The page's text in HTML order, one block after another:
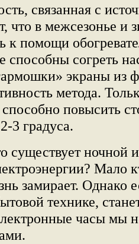
связанная с
что в межсезонье и
к помощи
способны согреть
экраны из
метода.
повысить
3 градуса.
существует ночной
Мало
замирает. Однако
технике,
часы мы